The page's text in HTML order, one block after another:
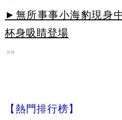
►無所事事小海豹現身
杯身吸睛登場
PR
【熱門排行榜】